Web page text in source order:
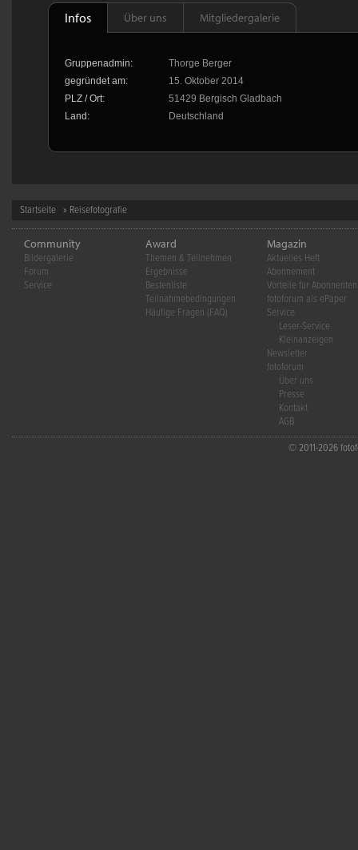
Infos Über uns Mitgliedergalerie
Gruppenadmin:
Thorge Berger
gegründet am:
15. Oktober 2014
PLZ / Ort:
51429 Bergisch Gladbach
Land:
Deutschland
Startseite » Reisefotografie
Community
Bildergalerie
Forum
Service
Award
Themen & Teilnehmen
Ergebnisse
Bestenliste
Teilnahmebedingungen
Häufige Fragen (FAQ)
Magazin
Aktuelles Heft
Abonnement
Vorteile für Abonnenten
fotoforum als ePaper
Service
Leser-Service
Kleinanzeigen
Newsletter
fotoforum
Über uns
Presse
Kontakt
AGB
© 2011-2026